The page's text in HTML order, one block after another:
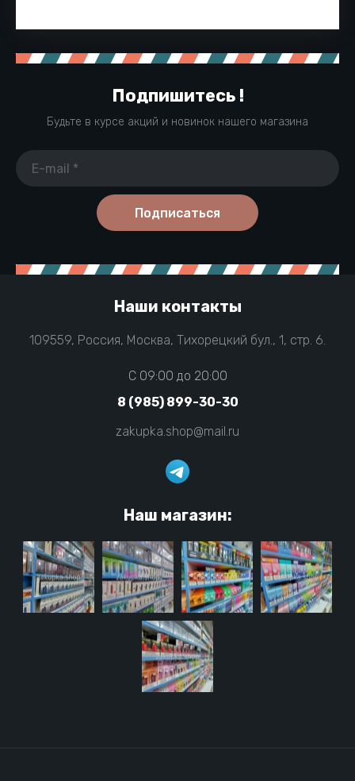
Подпишитесь !
Будьте в курсе акций и новинок нашего магазина
Подписаться
Наши контакты
109559, Россия, Москва, Тихорецкий бул., 1, стр. 6.
C 09:00 до 20:00
8 (985) 899-30-30
zakupka.shop@mail.ru
Наш магазин: